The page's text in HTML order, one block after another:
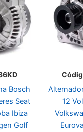
Bosch
Seat
Ibiza
Golf
12